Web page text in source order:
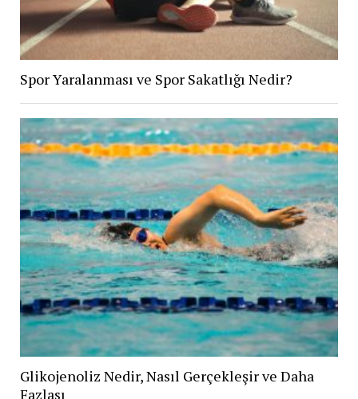
Spor Yaralanması ve Spor Sakatlığı Nedir?
Glikojenoliz Nedir, Nasıl Gerçekleşir ve Daha
Fazlası